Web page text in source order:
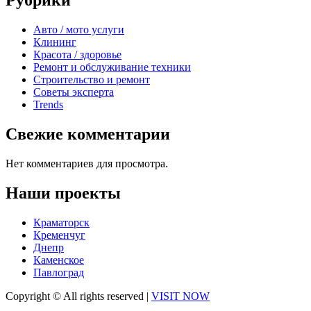
Авто / мото услуги
Клининг
Красота / здоровье
Ремонт и обслуживание техники
Строительство и ремонт
Советы эксперта
Trends
Свежие комментарии
Нет комментариев для просмотра.
Наши проекты
Краматорск
Кременчуг
Днепр
Каменское
Павлоград
Copyright © All rights reserved | VISIT NOW